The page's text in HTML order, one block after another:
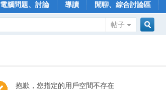
電腦問題、討論 導讀 閒聊、綜合討論區
帖子
抱歉，您指定的用戶空間不存在